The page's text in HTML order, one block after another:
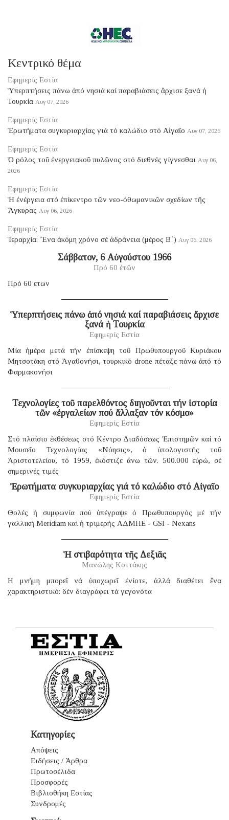
Κεντρικό θέμα
Εφημερίς Εστία
Ὑπερπτήσεις πάνω ἀπό νησιά καί παραβιάσεις ἄρχισε ξανά ἡ
Τουρκία Αυγ 07, 2026
Εφημερίς Εστία
Ἐρωτήματα συγκυριαρχίας γιά τό καλώδιο στό Αἰγαῖο Αυγ 07, 2026
Εφημερίς Εστία
Ὁ ρόλος τοῦ ἐνεργειακοῦ πυλῶνος στό διεθνές γίγνεσθαι Αυγ 06,
2026
Εφημερίς Εστία
Ἡ ἐνέργεια στό ἐπίκεντρο τῶν νεο-ὀθωμανικῶν σχεδίων τῆς
Ἄγκυρας Αυγ 06, 2026
Εφημερίς Εστία
Ἱεραρχία: Ἕνα ἀκόμη χρόνο σέ ἀδράνεια (μέρος B΄) Αυγ 06, 2026
Σάββατον, 6 Αὐγούστου 1966
Πρό 60 ἐτῶν
Πρό 60 ετων
Ὑπερπτήσεις πάνω ἀπό νησιά καί παραβιάσεις ἄρχισε
ξανά ἡ Τουρκία
Εφημερίς Εστία
Μία ἡμέρα μετά τήν ἐπίσκεψη τοῦ Πρωθυπουργοῦ Κυριάκου
Μητσοτάκη στό Ἀγαθονήσι, τουρκικό drone πέταξε πάνω ἀπό τό
Φαρμακονήσι
Τεχνολογίες τοῦ παρελθόντος διηγοῦνται τήν ἱστορία
τῶν «ἐργαλείων πού ἄλλαξαν τόν κόσμο»
Εφημερίς Εστία
Στό πλαίσιο ἐκθέσεως στό Κέντρο Διαδόσεως Ἐπιστημῶν καί τό
Μουσεῖο Τεχνολογίας «Νόησις», ὁ ὑπολογιστής τοῦ
Ἀριστοτελείου, τό 1959, ἐκόστιζε ἄνω τῶν. 500.000 εὐρώ, σέ
σημερινές τιμές
Ἐρωτήματα συγκυριαρχίας γιά τό καλώδιο στό Αἰγαῖο
Εφημερίς Εστία
Θολές ἡ συμφωνία πού ὑπέγραψε ὁ Πρωθυπουργός μέ τήν
γαλλική Μeridiam καί ἡ τριμερής ΑΔΜΗΕ - GSI - Nexans
Ἡ στιβαρότητα τῆς Δεξιᾶς
Μανώλης Κοττάκης
H μνήμη μπορεῖ νά ὑποχωρεῖ ἐνίοτε, ἀλλά διαθέτει ἕνα
χαρακτηριστικό: δέν διαγράφει τά γεγονότα
Κατηγορίες
Απόψεις
Ειδήσεις / Άρθρα
Πρωτοσέλιδα
Προσφορές
Βιβλιοθήκη Εστίας
Συνδρομές